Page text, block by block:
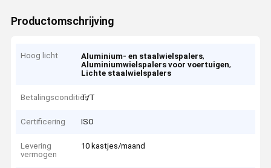
Productomschrijving
Hoog licht Aluminium- en staalwielspalers,
Aluminiumwielspalers voor voertuigen,
Lichte staalwielspalers
Betalingscondities
T/T
Certificering ISO
Levering
vermogen
10 kastjes/maand